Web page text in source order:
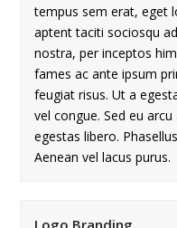
tempus sem erat, eget
aptent taciti sociosqu
nostra, per inceptos
fames ac ante ipsum
feugiat risus. Ut a
vel congue. Sed eu
egestas libero.
Aenean vel lacus purus.
Logo Branding